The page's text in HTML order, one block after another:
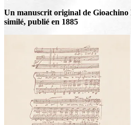
Un manuscrit original de Gioachino
similé, publié en 1885